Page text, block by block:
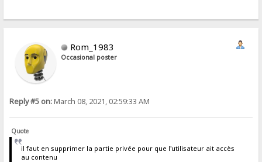
Rom_1983
Occasional poster
Reply #5 on:March 08, 2021, 02:59:33 AM
Quote
il faut en supprimer la partie privée pour que l'utilisateur ait accès
au contenu